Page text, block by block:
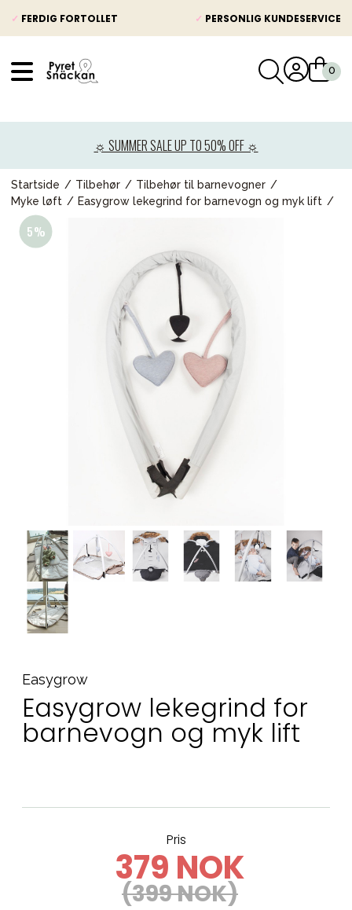
✓ FERDIG FORTOLLET ✓ PERSONLIG KUNDESERVICE
☼ SUMMER SALE UP TO 50% OFF ☼
Startside Tilbehør
Tilbehør til barnevogner
Myke løft
Easygrow lekegrind for barnevogn og myk lift
Easygrow
Easygrow lekegrind for
barnevogn og myk lift
Pris
379 NOK
(399 NOK)
Barnevogner
Bilstol
Barn og baby
Leker og spill
Mamma & Pappa
Møbler & seng
Tilbehør
Reservedeler
Kampanjer
Tips om gaver
Våre favoritter
Varemerker
Sol og bading Outlet
Veiledning